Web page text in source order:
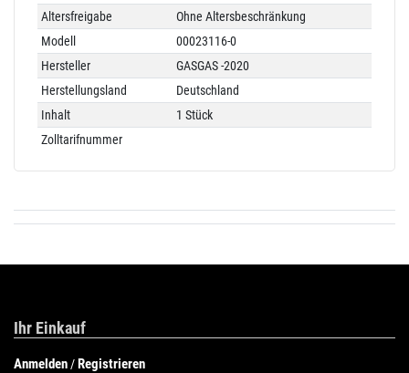
Altersfreigabe
Ohne Altersbeschränkung
Modell
00023116-0
Hersteller
GASGAS -2020
Herstellungsland
Deutschland
Inhalt
1 Stück
Zolltarifnummer
Ihr Einkauf
Anmelden /Registrieren